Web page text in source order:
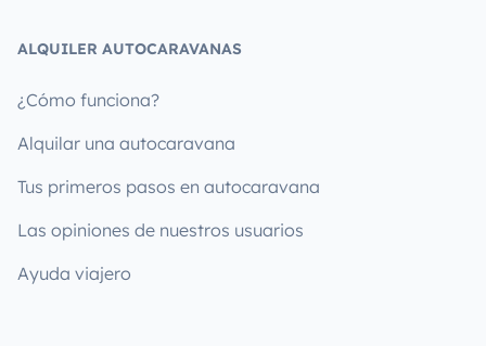
ALQUILER AUTOCARAVANAS
¿Cómo funciona?
Alquilar una autocaravana
Tus primeros pasos en autocaravana
Las opiniones de nuestros usuarios
Ayuda viajero